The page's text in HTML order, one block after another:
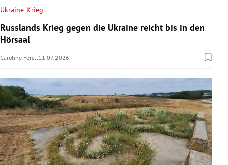
Ukraine-Krieg
Russlands Krieg gegen die Ukraine reicht bis in den
Hörsaal
Caroline Ferstl 11.07.2026